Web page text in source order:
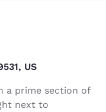
US
a prime section of
next to